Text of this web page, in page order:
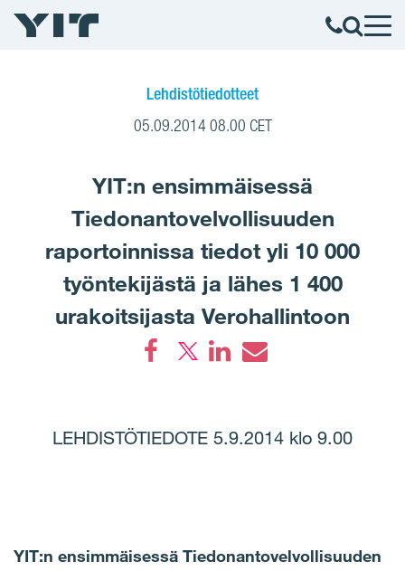
Lehdistötiedotteet
05.09.2014 08.00 CET
YIT:n ensimmäisessä
Tiedonantovelvollisuuden
raportoinnissa tiedot yli 10 000
työntekijästä ja lähes 1 400
urakoitsijasta Verohallintoon
LEHDISTÖTIEDOTE 5.9.2014 klo 9.00
YIT:n ensimmäisessä Tiedonantovelvollisuuden